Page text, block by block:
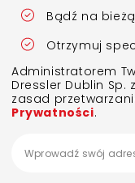
Bądź na
Otrzymuj
Administratorem
Dressler Dublin
zasad
Prywatności.